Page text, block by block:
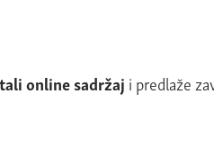
online sadržaj i predlaže